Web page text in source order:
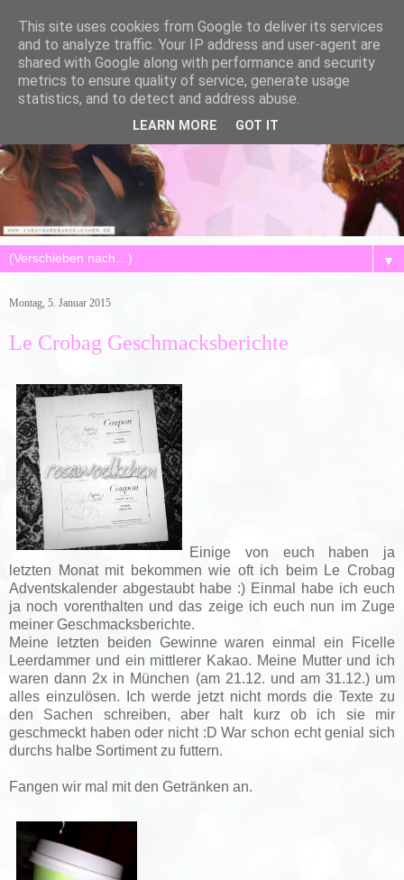
▼
Montag, 5. Januar 2015
Le Crobag Geschmacksberichte
Einige von euch haben ja
letzten Monat mit bekommen wie oft ich beim Le Crobag
Adventskalender abgestaubt habe :) Einmal habe ich euch
ja noch vorenthalten und das zeige ich euch nun im Zuge
meiner Geschmacksberichte.
Meine letzten beiden Gewinne waren einmal ein Ficelle
Leerdammer und ein mittlerer Kakao. Meine Mutter und ich
waren dann 2x in München (am 21.12. und am 31.12.) um
alles einzulösen. Ich werde jetzt nicht mords die Texte zu
den Sachen schreiben, aber halt kurz ob ich sie mir
geschmeckt haben oder nicht :D War schon echt genial sich
durchs halbe Sortiment zu futtern.
Fangen wir mal mit den Getränken an.
This site uses cookies from Google to deliver its services
and to analyze traffic. Your IP address and user-agent are
shared with Google along with performance and security
metrics to ensure quality of service, generate usage
statistics, and to detect and address abuse.
LEARN MORE GOT IT